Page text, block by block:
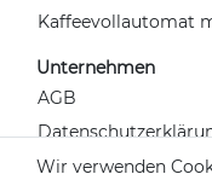
Kaffeevollautomat
Unternehmen
AGB
Widerrufsrecht
Wir verwenden